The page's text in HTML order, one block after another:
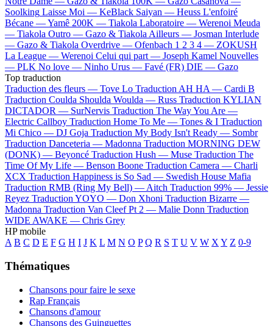
Soolking Laisse Moi — KeBlack Saiyan — Heuss L'enfoiré
Bécane —Yamê 200K — Tiakola Laboratoire — Werenoi Meuda
— Tiakola Outro — Gazo & Tiakola Ailleurs — Josman Interlude
— Gazo & Tiakola Overdrive — Ofenbach 1 2 3 4 — ZOKUSH
La League — Werenoi Celui qui part — Joseph Kamel Nouvelles
— PLK No love — Ninho Urus — Favé (FR) DIE — Gazo
Top traduction
Traduction des fleurs — Tove Lo Traduction AH HA — Cardi B
Traduction Coulda Shoulda Woulda — Russ Traduction KYLIAN
DICTADOR — SurNervis Traduction The Way You Are —
Electric Callboy Traduction Home To Me — Tones & I Traduction
Mi Chico — DJ Goja Traduction My Body Isn't Ready — Sombr
Traduction Danceteria — Madonna Traduction MORNING DEW
(DONK) — Beyoncé Traduction Hush — Muse Traduction The
Time Of My Life — Benson Boone Traduction Camera — Charli
XCX Traduction Happiness is So Sad — Swedish House Mafia
Traduction RMB (Ring My Bell) — Aitch Traduction 99% — Jessie
Reyez Traduction YOYO — Don Xhoni Traduction Bizarre —
Madonna Traduction Van Cleef Pt 2 — Malie Donn Traduction
WIDE AWAKE — Chris Grey
HP mobile
A B C D E F G H I J K L M N O P Q R S T U V W X Y Z 0-9
Thématiques
Chansons pour faire le sexe
Rap Français
Chansons d'amour
Chansons des Guinguettes